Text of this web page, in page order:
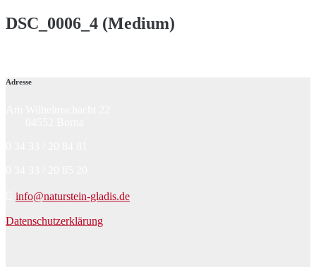
DSC_0006_4 (Medium)
Adresse
info@naturstein-gladis.de
Datenschutzerklärung